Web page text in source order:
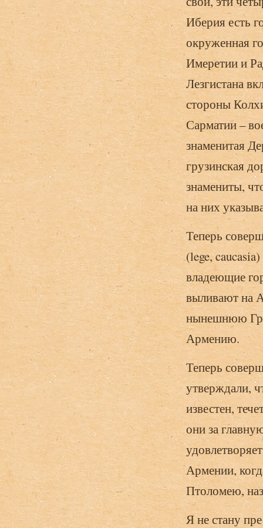
Иберия есть
окруженная
Имеретии и
Лезгистана
стороны
Сарматии –
знаменитая
грузинская
знамениты,
на них
Теперь
(lege,
владеющие
выливают на
нынешнюю
Армению.
Теперь
утверждали,
известен,
они за
Армении,
Птоломею,
Я не стану